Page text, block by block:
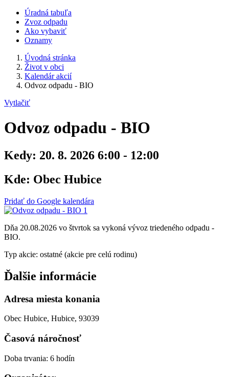
Úradná tabuľa
Zvoz odpadu
Ako vybaviť
Oznamy
Úvodná stránka
Život v obci
Kalendár akcií
Odvoz odpadu - BIO
Vytlačiť
Odvoz odpadu - BIO
Kedy: 20. 8. 2026 6:00 - 12:00
Kde: Obec Hubice
Pridať do Google kalendára
Dňa 20.08.2026 vo štvrtok sa vykoná vývoz triedeného odpadu -
BIO.
Typ akcie: ostatné (akcie pre celú rodinu)
Ďalšie informácie
Adresa miesta konania
Obec Hubice, Hubice, 93039
Časová náročnosť
Doba trvania: 6 hodín